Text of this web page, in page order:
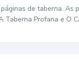
de taberna. As
Taberna Profana e O